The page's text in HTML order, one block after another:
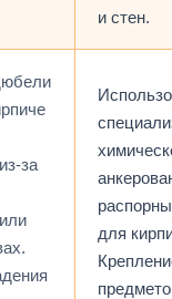
и стен.
за
для